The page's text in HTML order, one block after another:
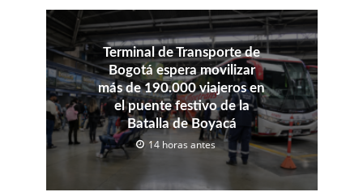
Terminal de Transporte de
Bogotá espera movilizar
más de 190.000 viajeros en
el puente festivo de la
Batalla de Boyacá
14 horas antes